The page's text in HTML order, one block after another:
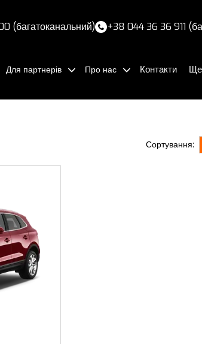
(багатоканальний) +38 044 36 36 911
Для партнерів Про нас Контакти Ще
Сортування: